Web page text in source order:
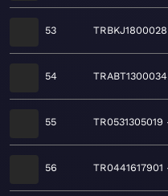
53 TRBKJ1800028
54 TRABT1300034
55 TR0531305019
56 TR0441617901